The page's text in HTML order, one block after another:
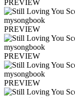
PREVIEW
PREVIEW
PREVIEW
PREVIEW